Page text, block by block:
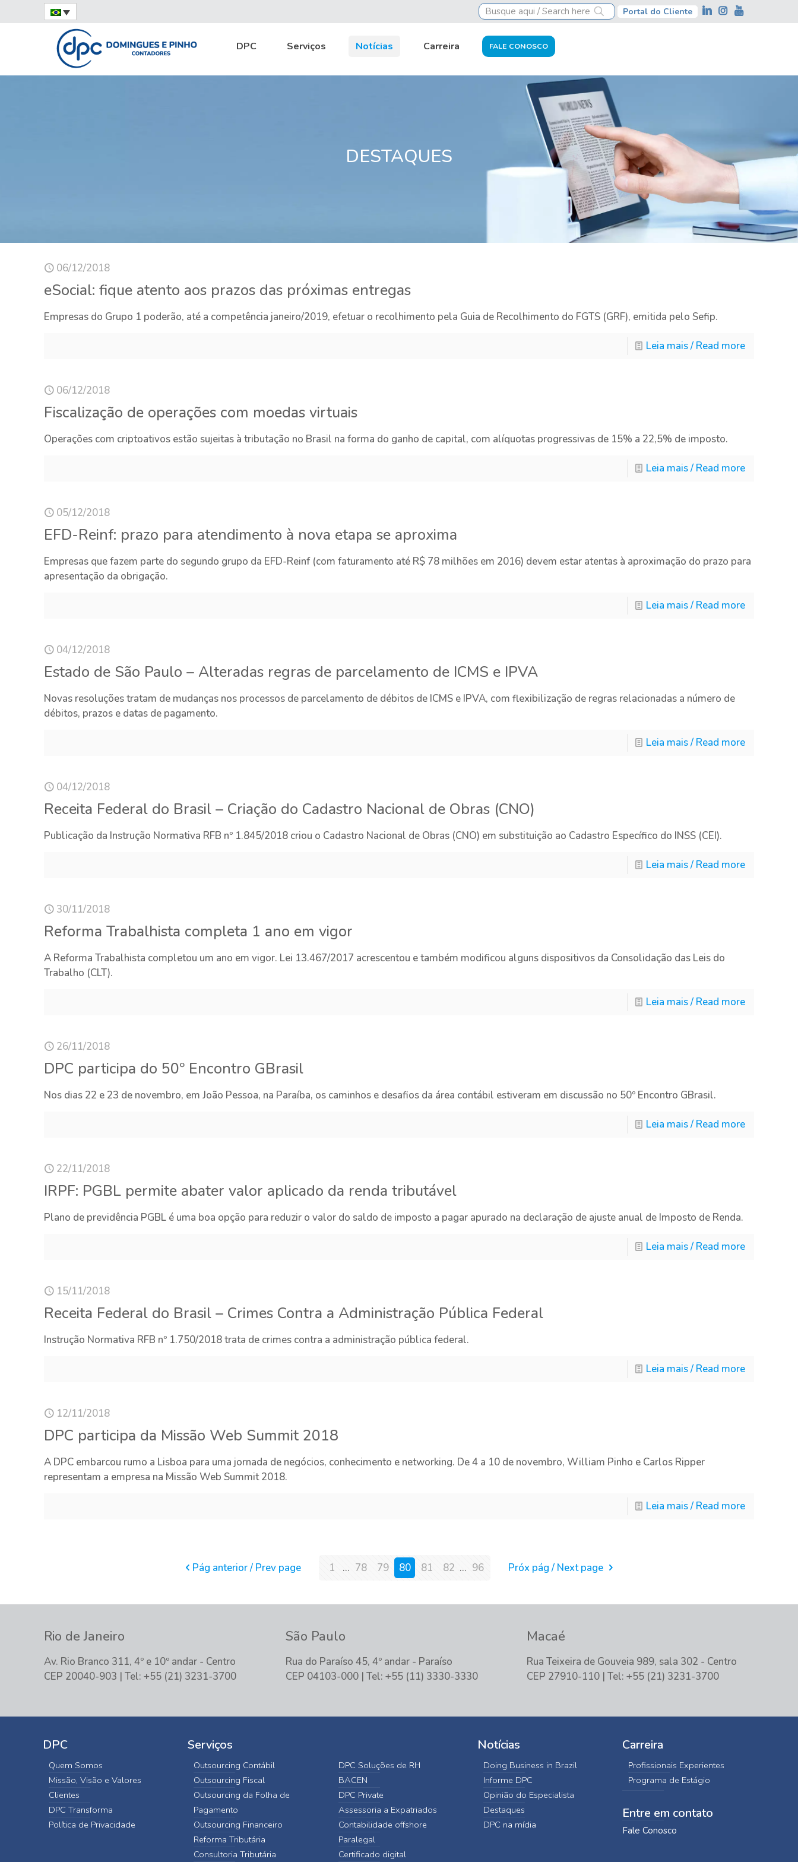
Portal do Cliente
DPC Serviços Notícias Carreira FALE CONOSCO
Home Destaques
DESTAQUES
06/12/2018
eSocial: fique atento aos prazos das próximas entregas
Empresas do Grupo 1 poderão, até a competência janeiro/2019, efetuar o recolhimento pela Guia de Recolhimento do FGTS (GRF), emitida pelo Sefip.
Leia mais / Read more
06/12/2018
Fiscalização de operações com moedas virtuais
Operações com criptoativos estão sujeitas à tributação no Brasil na forma do ganho de capital, com alíquotas progressivas de 15% a 22,5% de imposto.
Leia mais / Read more
05/12/2018
EFD-Reinf: prazo para atendimento à nova etapa se aproxima
Empresas que fazem parte do segundo grupo da EFD-Reinf (com faturamento até R$ 78 milhões em 2016) devem estar atentas à aproximação do prazo para
apresentação da obrigação.
Leia mais / Read more
04/12/2018
Estado de São Paulo – Alteradas regras de parcelamento de ICMS e IPVA
Novas resoluções tratam de mudanças nos processos de parcelamento de débitos de ICMS e IPVA, com flexibilização de regras relacionadas a número de
débitos, prazos e datas de pagamento.
Leia mais / Read more
04/12/2018
Receita Federal do Brasil – Criação do Cadastro Nacional de Obras (CNO)
Publicação da Instrução Normativa RFB nº 1.845/2018 criou o Cadastro Nacional de Obras (CNO) em substituição ao Cadastro Específico do INSS (CEI).
Leia mais / Read more
30/11/2018
Reforma Trabalhista completa 1 ano em vigor
A Reforma Trabalhista completou um ano em vigor. Lei 13.467/2017 acrescentou e também modificou alguns dispositivos da Consolidação das Leis do
Trabalho (CLT).
Leia mais / Read more
26/11/2018
DPC participa do 50º Encontro GBrasil
Nos dias 22 e 23 de novembro, em João Pessoa, na Paraíba, os caminhos e desafios da área contábil estiveram em discussão no 50º Encontro GBrasil.
Leia mais / Read more
22/11/2018
IRPF: PGBL permite abater valor aplicado da renda tributável
Plano de previdência PGBL é uma boa opção para reduzir o valor do saldo de imposto a pagar apurado na declaração de ajuste anual de Imposto de Renda.
Leia mais / Read more
15/11/2018
Receita Federal do Brasil – Crimes Contra a Administração Pública Federal
Instrução Normativa RFB nº 1.750/2018 trata de crimes contra a administração pública federal.
Leia mais / Read more
12/11/2018
DPC participa da Missão Web Summit 2018
A DPC embarcou rumo a Lisboa para uma jornada de negócios, conhecimento e networking. De 4 a 10 de novembro, William Pinho e Carlos Ripper
representam a empresa na Missão Web Summit 2018.
Leia mais / Read more
Pág anterior / Prev page 1 ... 78 79 80 81 82 ... 96 Próx pág / Next page
Rio de Janeiro
Av. Rio Branco 311, 4º e 10º andar - Centro
CEP 20040-903 | Tel: +55 (21) 3231-3700
São Paulo
Rua do Paraíso 45, 4º andar - Paraíso
CEP 04103-000 | Tel: +55 (11) 3330-3330
Macaé
Rua Teixeira de Gouveia 989, sala 302 - Centro
CEP 27910-110 | Tel: +55 (21) 3231-3700
DPC
Quem Somos
Missão, Visão e Valores
Clientes
DPC Transforma
Política de Privacidade
Serviços
Outsourcing Contábil
Outsourcing Fiscal
Outsourcing da Folha de
Pagamento
Outsourcing Financeiro
Reforma Tributária
Consultoria Tributária
DPC Soluções de RH
BACEN
DPC Private
Assessoria a Expatriados
Contabilidade offshore
Paralegal
Certificado digital
Notícias
Doing Business in Brazil
Informe DPC
Opinião do Especialista
Destaques
DPC na mídia
Carreira
Profissionais Experientes
Programa de Estágio
Entre em contato
Fale Conosco